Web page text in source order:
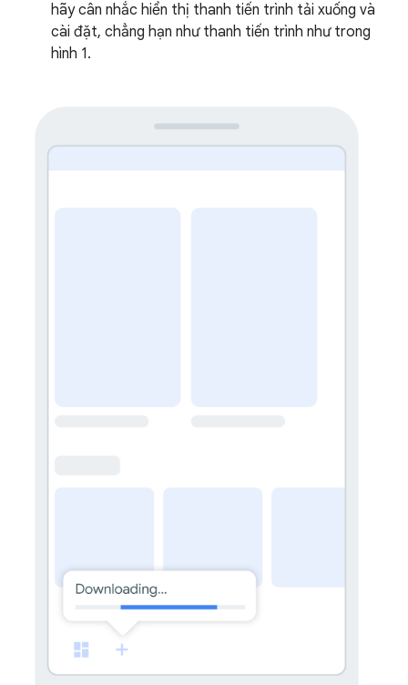
hãy cân nhắc hiển thị thanh tiến trình tải xuống và
cài đặt, chẳng hạn như thanh tiến trình như trong
hình 1.